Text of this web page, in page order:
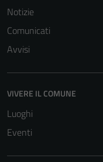
Notizie
Comunicati
Avvisi
VIVERE IL COMUNE
Luoghi
Eventi